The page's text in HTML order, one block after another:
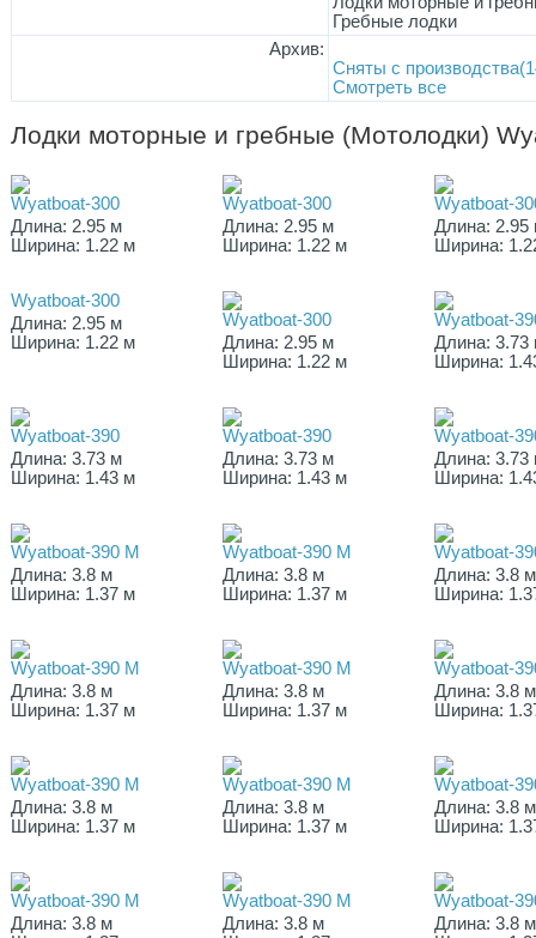
Гребные лодки
Архив:
Сняты с
Смотреть все
Лодки моторные и гребные (Мотолодки)
Wyatboat-300
Длина: 2.95 м
Ширина: 1.22 м
Wyatboat-300
Длина: 2.95 м
Ширина: 1.22 м
Wyatboat-
Длина: 2.95
Ширина:
Wyatboat-300
Длина: 2.95 м
Ширина: 1.22 м
Wyatboat-300
Длина: 2.95 м
Ширина: 1.22 м
Wyatboat-
Длина: 3.73
Ширина:
Wyatboat-390
Длина: 3.73 м
Ширина: 1.43 м
Wyatboat-390
Длина: 3.73 м
Ширина: 1.43 м
Wyatboat-
Длина: 3.73
Ширина:
Wyatboat-390 M
Длина: 3.8 м
Ширина: 1.37 м
Wyatboat-390 M
Длина: 3.8 м
Ширина: 1.37 м
Wyatboat-
Длина: 3.8 м
Ширина:
Wyatboat-390 M
Длина: 3.8 м
Ширина: 1.37 м
Wyatboat-390 M
Длина: 3.8 м
Ширина: 1.37 м
Wyatboat-
Длина: 3.8 м
Ширина:
Wyatboat-390 M
Длина: 3.8 м
Ширина: 1.37 м
Wyatboat-390 M
Длина: 3.8 м
Ширина: 1.37 м
Wyatboat-
Длина: 3.8 м
Ширина:
Wyatboat-390 M
Длина: 3.8 м
Wyatboat-390 M
Длина: 3.8 м
Wyatboat-
Длина: 3.8 м